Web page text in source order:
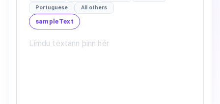
Portuguese
All others
sampleText